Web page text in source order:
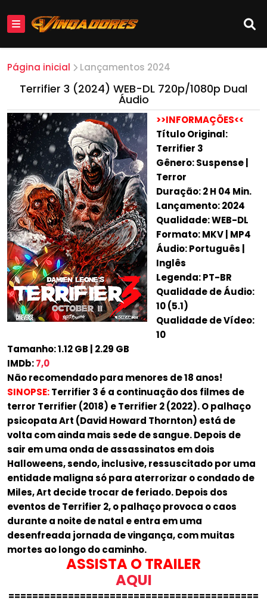
Página inicial Lançamentos 2024
Terrifier 3 (2024) WEB-DL 720p/1080p Dual
Áudio
>>INFORMAÇÕES<<
Título Original:
Terrifier 3
Gênero: Suspense |
Terror
Duração: 2 H 04 Min.
Lançamento: 2024
Qualidade: WEB-DL
Formato: MKV | MP4
Áudio: Português |
Inglês
Legenda: PT-BR
Qualidade de Áudio:
10 (5.1)
Qualidade de Vídeo:
10
Tamanho: 1.12 GB | 2.29 GB
IMDb:7,0
Não recomendado para menores de 18 anos!
SINOPSE:Terrifier 3 é a continuação dos filmes de
terror Terrifier (2018) e Terrifier 2 (2022). O palhaço
psicopata Art (David Howard Thornton) está de
volta com ainda mais sede de sangue. Depois de
sair em uma onda de assassinatos em dois
Halloweens, sendo, inclusive, ressuscitado por uma
entidade maligna só para aterrorizar o condado de
Miles, Art decide trocar de feriado. Depois dos
eventos de Terrifier 2, o palhaço provoca o caos
durante a noite de natal e entra em uma
desenfreada jornada de vingança, com muitas
mortes ao longo do caminho.
ASSISTA O TRAILER
AQUI
==========================================